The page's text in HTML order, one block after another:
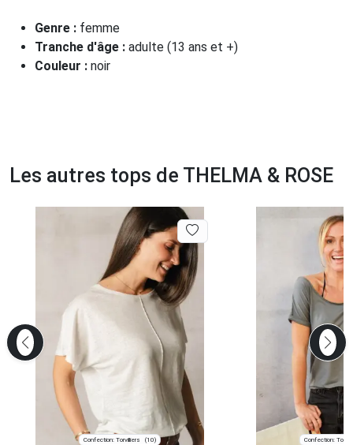
Genre : femme
Tranche d'âge : adulte (13 ans et +)
Couleur : noir
Les autres tops de THELMA & ROSE
Confection: Torvilliers (10) Confection: